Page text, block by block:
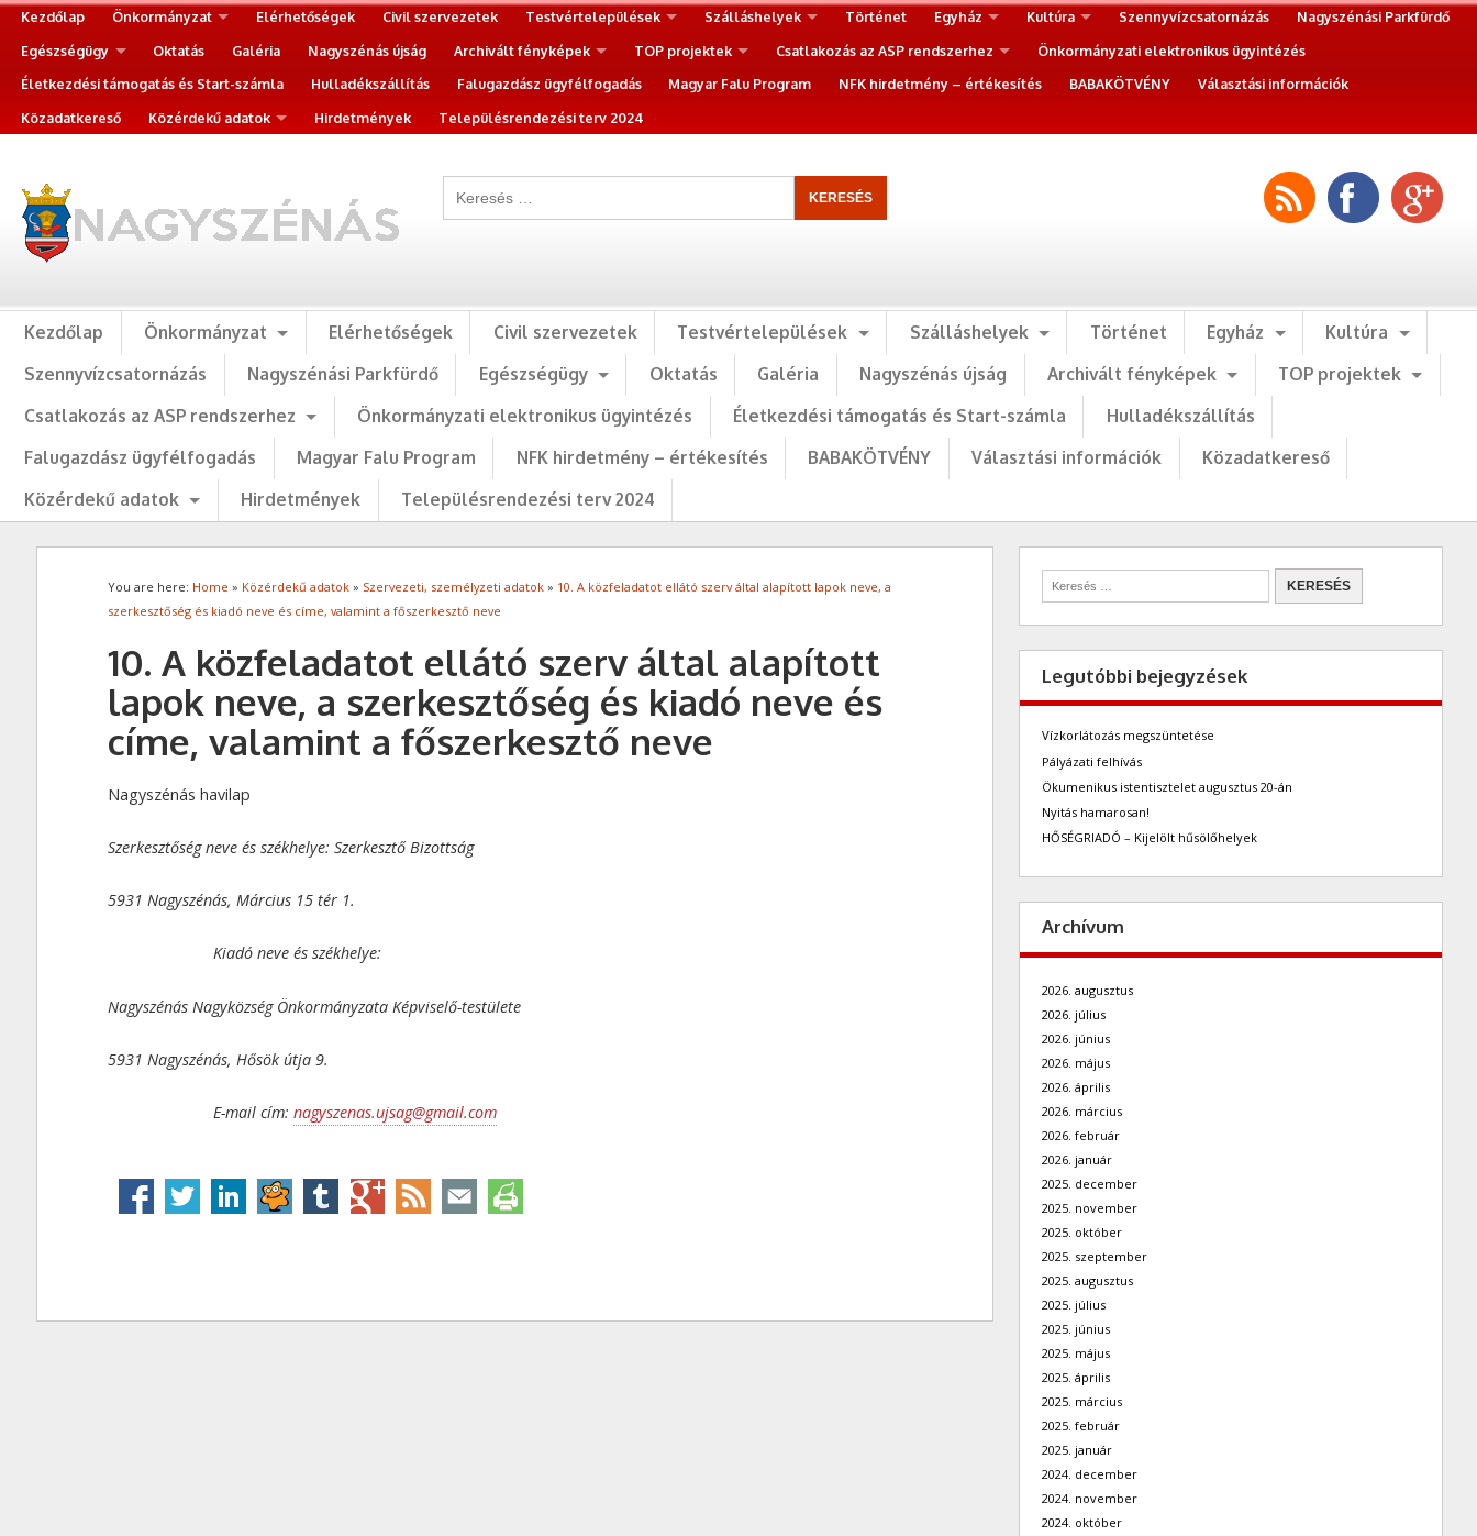
Kezdőlap Önkormányzat Elérhetőségek Civil szervezetek Testvértelepülések Szálláshelyek Történet Egyház Kultúra Szennyvízcsatornázás
Nagyszénási Parkfürdő
Egészségügy
Oktatás Galéria Nagyszénás újság Archivált fényképek TOP projektek Csatlakozás az ASP rendszerhez
Önkormányzati elektronikus ügyintézés
Életkezdési támogatás és Start-számla
Hulladékszállítás Falugazdász ügyfélfogadás Magyar Falu Program NFK hirdetmény – értékesítés BABAKÖTVÉNY
Választási információk
Közadatkereső
Közérdekű adatok Hirdetmények Településrendezési terv 2024
Kezdőlap Önkormányzat Elérhetőségek Civil szervezetek Testvértelepülések Szálláshelyek Történet Egyház
Kultúra
Szennyvízcsatornázás
Nagyszénási Parkfürdő Egészségügy Oktatás Galéria Nagyszénás újság Archivált fényképek
TOP projektek
Csatlakozás az ASP rendszerhez
Önkormányzati elektronikus ügyintézés Életkezdési támogatás és Start-számla
Hulladékszállítás
Falugazdász ügyfélfogadás
Magyar Falu Program NFK hirdetmény – értékesítés BABAKÖTVÉNY Választási információk
Közadatkereső
Közérdekű adatok
Hirdetmények Településrendezési terv 2024
You are here: Home » Közérdekű adatok » Szervezeti, személyzeti adatok » 10. A közfeladatot ellátó szerv által alapított lapok neve, a
szerkesztőség és kiadó neve és címe, valamint a főszerkesztő neve
10. A közfeladatot ellátó szerv által alapított
lapok neve, a szerkesztőség és kiadó neve és
címe, valamint a főszerkesztő neve
Nagyszénás havilap
Szerkesztőség neve és székhelye: Szerkesztő Bizottság
5931 Nagyszénás, Március 15 tér 1.
Kiadó neve és székhelye:
Nagyszénás Nagyközség Önkormányzata Képviselő-testülete
5931 Nagyszénás, Hősök útja 9.
E-mail cím:nagyszenas.ujsag@gmail.com
Legutóbbi bejegyzések
Vízkorlátozás megszüntetése
Pályázati felhívás
Ökumenikus istentisztelet augusztus 20-án
Nyitás hamarosan!
HŐSÉGRIADÓ – Kijelölt hűsölőhelyek
Archívum
2026. augusztus
2026. július
2026. június
2026. május
2026. április
2026. március
2026. február
2026. január
2025. december
2025. november
2025. október
2025. szeptember
2025. augusztus
2025. július
2025. június
2025. május
2025. április
2025. március
2025. február
2025. január
2024. december
2024. november
2024. október